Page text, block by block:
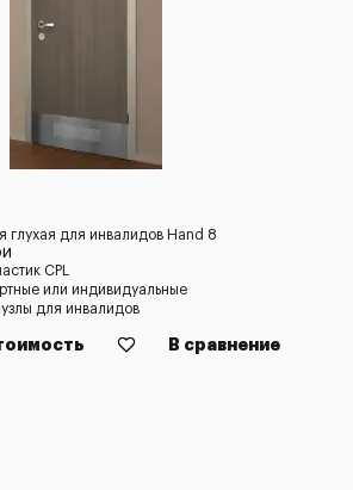
глухая для инвалидов Hand 8
CPL
или индивидуальные
для инвалидов
В сравнение